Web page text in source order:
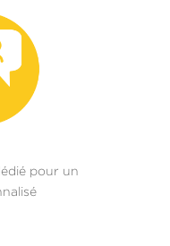
pour un